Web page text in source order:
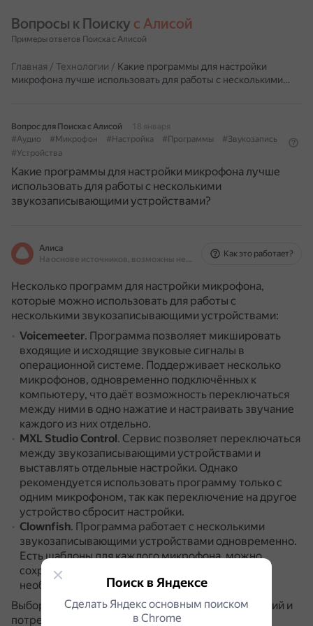
Вопросы к Поиску с Алисой
Примеры ответов Поиска с Алисой
Главная / Технологии / Какие программы для настройки
микрофона лучше использовать для работы с несколькими…
Вопрос для Поиска с Алисой
18 января
#Аудио
#Микрофон #Настройка #Программы
#Звукозапись
#Устройства
Какие программы для настройки микрофона лучше
использовать для работы с несколькими
звукозаписывающими устройствами?
Алиса
На основе источников, возможны неточности
Как это работает?
Несколько программ для настройки микрофона,
которые можно использовать для работы с
несколькими звукозаписывающими устройствами:
Voicemeeter. Программа позволяет микшировать
входящие и исходящие звуковые сигналы в
операционной системе. Поддерживает несколько
микрофонов, одновременно подключённых к
компьютеру, что даёт возможность переключаться
между ними в одно нажатие и настраивать звучание
каждого из них отдельно.
MXL Studio Control. Сервис позволяет переключаться
между звукозаписывающими устройствами и
выставлять отдельные настройки. Однако
рекомендуется использовать программу только с
одним микрофоном, так как переключение на другое
устройство сбросит настройки.
Clownfish. Программа работает с несколькими
звукозаписывающими устройствами одновременно.
Есть шаблоны для каждого микрофона, можно
сохранить конфигурацию и использовать её по
необходимости.
Выбор программы зависит от личных предпочтений и
потребностей пользователя.
Поиск в Яндексе
Сделать Яндекс основным поиском
в Сhrome